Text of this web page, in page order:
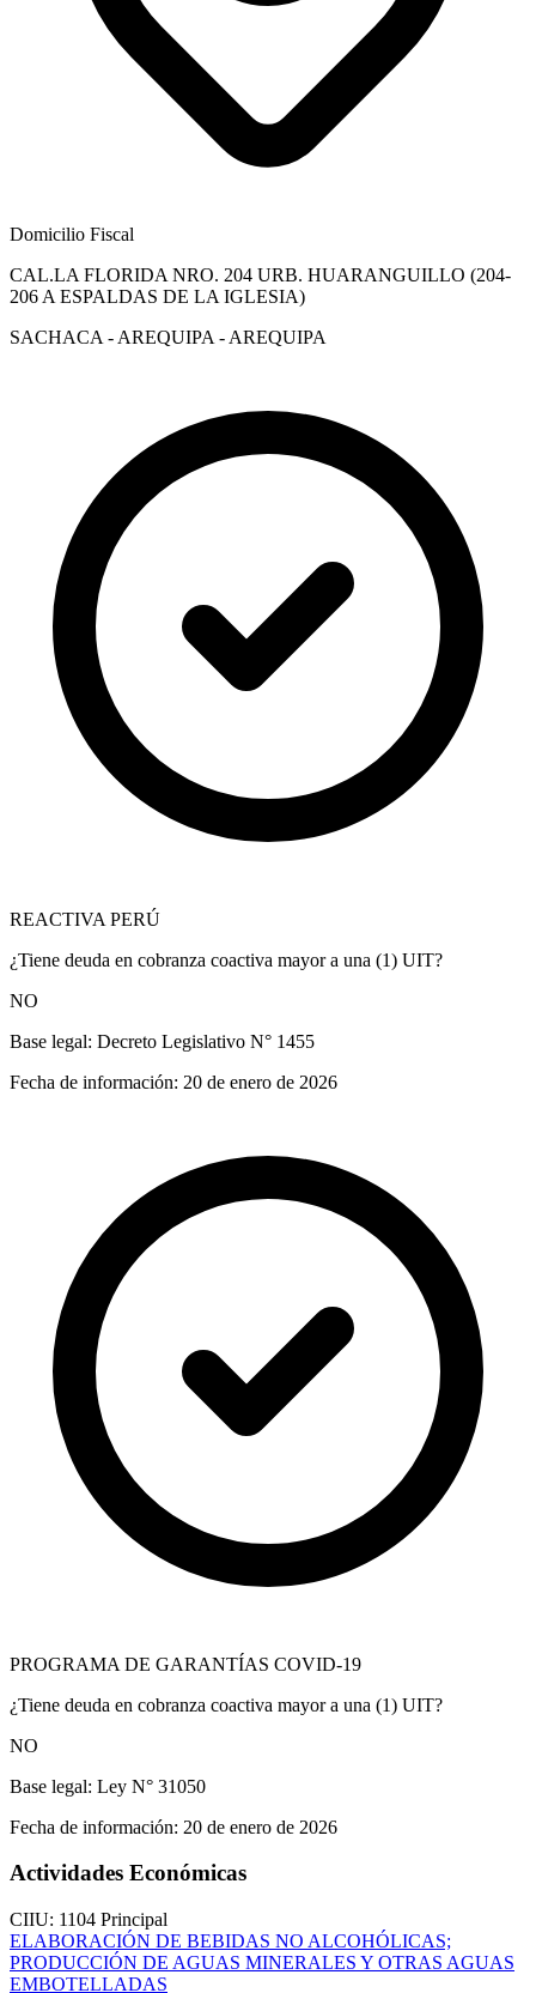
Domicilio Fiscal
CAL.LA FLORIDA NRO. 204 URB. HUARANGUILLO (204-
206 A ESPALDAS DE LA IGLESIA)
SACHACA - AREQUIPA - AREQUIPA
REACTIVA PERÚ
¿Tiene deuda en cobranza coactiva mayor a una (1) UIT?
NO
Base legal: Decreto Legislativo N° 1455
Fecha de información: 20 de enero de 2026
PROGRAMA DE GARANTÍAS COVID-19
¿Tiene deuda en cobranza coactiva mayor a una (1) UIT?
NO
Base legal: Ley N° 31050
Fecha de información: 20 de enero de 2026
Actividades Económicas
CIIU: 1104 Principal
ELABORACIÓN DE BEBIDAS NO ALCOHÓLICAS;
PRODUCCIÓN DE AGUAS MINERALES Y OTRAS AGUAS
EMBOTELLADAS